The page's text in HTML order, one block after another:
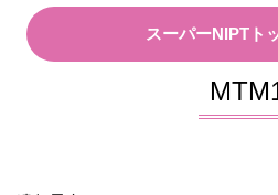
スーパーNIPTト